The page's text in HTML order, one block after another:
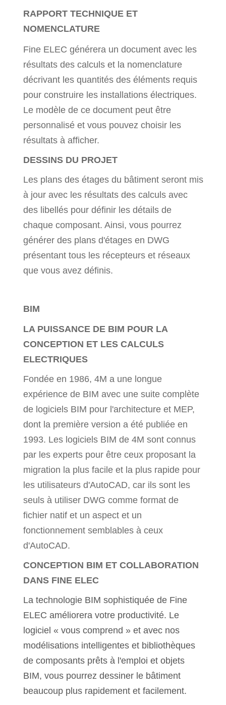
RAPPORT TECHNIQUE ET
NOMENCLATURE
Fine ELEC générera un document avec les
résultats des calculs et la nomenclature
décrivant les quantités des éléments requis
pour construire les installations électriques.
Le modèle de ce document peut être
personnalisé et vous pouvez choisir les
résultats à afficher.
DESSINS DU PROJET
Les plans des étages du bâtiment seront mis
à jour avec les résultats des calculs avec
des libellés pour définir les détails de
chaque composant. Ainsi, vous pourrez
générer des plans d'étages en DWG
présentant tous les récepteurs et réseaux
que vous avez définis.
BIM
LA PUISSANCE DE BIM POUR LA
CONCEPTION ET LES CALCULS
ELECTRIQUES
Fondée en 1986, 4M a une longue
expérience de BIM avec une suite complète
de logiciels BIM pour l'architecture et MEP,
dont la première version a été publiée en
1993. Les logiciels BIM de 4M sont connus
par les experts pour être ceux proposant la
migration la plus facile et la plus rapide pour
les utilisateurs d'AutoCAD, car ils sont les
seuls à utiliser DWG comme format de
fichier natif et un aspect et un
fonctionnement semblables à ceux
d'AutoCAD.
CONCEPTION BIM ET COLLABORATION
DANS FINE ELEC
La technologie BIM sophistiquée de Fine
ELEC améliorera votre productivité. Le
logiciel « vous comprend » et avec nos
modélisations intelligentes et bibliothèques
de composants prêts à l'emploi et objets
BIM, vous pourrez dessiner le bâtiment
beaucoup plus rapidement et facilement.